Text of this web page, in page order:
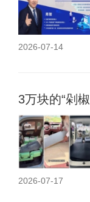
2026-07-14
3万块的“剁
2026-07-17